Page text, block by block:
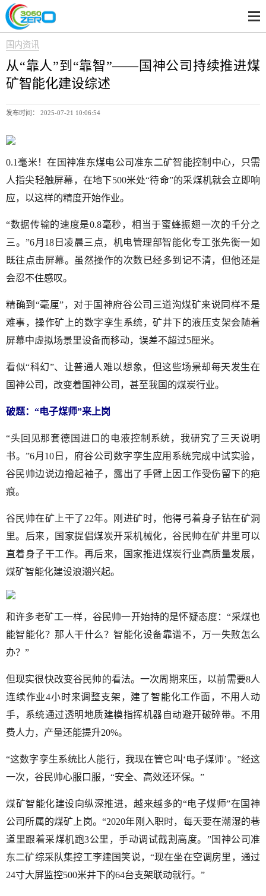
国内资讯
从“靠人”到“靠智”——国神公司持续推进煤
矿智能化建设综述
发布时间： 2025-07-21 10:06:54
0.1毫米！在国神准东煤电公司准东二矿智能控制中心，只需
人指尖轻触屏幕，在地下500米处“待命”的采煤机就会立即响
应，以这样的精度开始作业。
“数据传输的速度是0.8毫秒，相当于蜜蜂振翅一次的千分之
三。”6月18日凌晨三点，机电管理部智能化专工张先衡一如
既往点击屏幕。虽然操作的次数已经多到记不清，但他还是
会忍不住感叹。
精确到“毫厘”，对于国神府谷公司三道沟煤矿来说同样不是
难事，操作矿上的数字孪生系统，矿井下的液压支架会随着
屏幕中虚拟场景里设备而移动，误差不超过5厘米。
看似“科幻”、让普通人难以想象，但这些场景却每天发生在
国神公司，改变着国神公司，甚至我国的煤炭行业。
破题：“电子煤师”来上岗
“头回见那套德国进口的电液控制系统，我研究了三天说明
书。”6月10日，府谷公司数字孪生应用系统完成中试实验，
谷民帅边说边撸起袖子，露出了手臂上因工作受伤留下的疤
痕。
谷民帅在矿上干了22年。刚进矿时，他得弓着身子钻在矿洞
里。后来，国家提倡煤炭开采机械化，谷民帅在矿井里可以
直着身子干工作。再后来，国家推进煤炭行业高质量发展，
煤矿智能化建设浪潮兴起。
和许多老矿工一样，谷民帅一开始持的是怀疑态度：“采煤也
能智能化？那人干什么？智能化设备靠谱不，万一失败怎么
办？”
但现实很快改变谷民帅的看法。一次周期来压，以前需要8人
连续作业4小时来调整支架，建了智能化工作面，不用人动
手，系统通过透明地质建模指挥机器自动避开破碎带。不用
费人力，产量还能提升20%。
“这数字孪生系统比人能行，我现在管它叫‘电子煤师’。”经这
一次，谷民帅心服口服，“安全、高效还环保。”
煤矿智能化建设向纵深推进，越来越多的“电子煤师”在国神
公司所属的煤矿上岗。“2020年刚入职时，每天要在潮湿的巷
道里跟着采煤机跑3公里，手动调试截割高度。”国神公司准
东二矿综采队集控工李建国笑说，“现在坐在空调房里，通过
24寸大屏监控500米井下的64台支架联动就行。”